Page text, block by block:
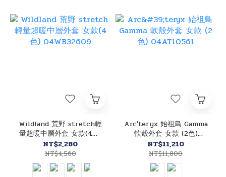
Wildland 荒野 stretch輕
量超暖中層外套 女款(4色)
04WB32609
NT$2,280
NT$4,560
Arc'teryx 始祖鳥 Gamma
軟殼外套 女款 (2色)
04AT10561
NT$11,210
NT$11,800